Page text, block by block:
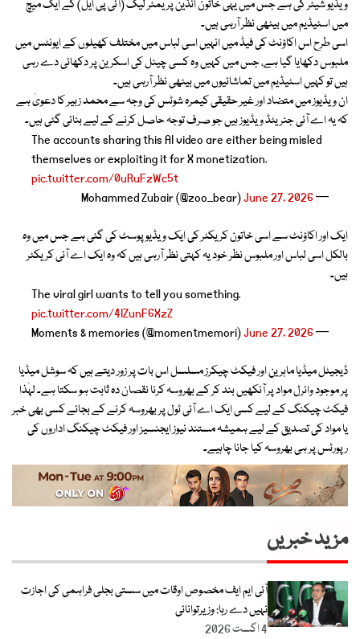
ویڈیو شیئر کی ہے جس میں یہی خاتون انڈین پریمئر لیگ (آئی پی ایل) کے ایک میچ
میں اسٹیڈیم میں بیٹھی نظر آرہی ہیں۔
اسی طرح اس اکاؤنٹ کی فیڈ میں انہیں اسی لباس میں مختلف کھیلوں کے ایونٹس میں
ملبوس دکھایا گیا ہے، جس میں کہیں وہ کسی چینل کی اسکرین پر دکھائی دے رہی
ہیں تو کہیں اسٹیڈیم میں تماشائیوں میں بیٹھی نظر آرہی ہیں۔
ان ویڈیوز میں متضاد اور غیر حقیقی کیمرہ شوٹس کی وجہ سے محمد زبیر کا دعویٰ ہے
کہ یہ اے آئی جنریٹڈ ویڈیوز ہیں جو صرف توجہ حاصل کرنے کے لیے بنائی گئی ہیں۔
The accounts sharing this AI video are either being misled
themselves or exploiting it for X monetization.
pic.twitter.com/0uRuFzWc5t
— Mohammed Zubair (@zoo_bear)
June 27, 2026
ایک اور اکاؤنٹ سے اسی خاتون کریکٹر کی ایک ویڈیو پوسٹ کی گئی ہے جس میں وہ
بالکل اسی لباس اور ملبوس نظر خود یہ کہتی نظر آرہی ہیں کہ وہ ایک اے آئی کریکٹر
ہیں۔
The viral girl wants to tell you something.
pic.twitter.com/4IZunF6XzZ
— Moments & memories (@momentmemori)
June 27, 2026
ڈیجیٹل میڈیا ماہرین اور فیکٹ چیکرز مسلسل اس بات پر زور دیتے ہیں کہ سوشل میڈیا
پر موجود وائرل مواد پر آنکھیں بند کر کے بھروسہ کرنا نقصان دہ ثابت ہو سکتا ہے۔ لہٰذا
فیکٹ چیکنگ کے لیے کسی ایک اے آئی ٹول پر بھروسہ کرنے کے بجائے کسی بھی خبر
یا مواد کی تصدیق کے لیے ہمیشہ مستند نیوز ایجنسیز اور فیکٹ چیکنگ اداروں کی
رپورٹس پر ہی بھروسہ کیا جانا چاہیے۔
مزید خبریں
آئی ایم ایف مخصوص اوقات میں سستی بجلی فراہمی کی اجازت
نہیں دے رہا: وزیرتوانائی
4 اگست 2026